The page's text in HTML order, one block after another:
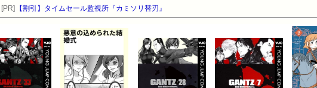
[PR] 【割引】タイムセール監視所『カミソリ替刃』